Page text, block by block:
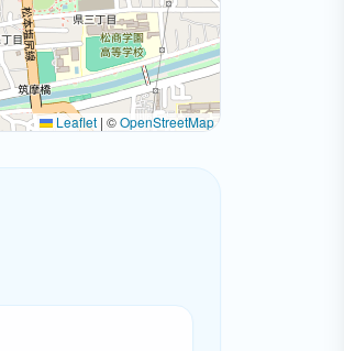
Leaflet | ©OpenStreetMap